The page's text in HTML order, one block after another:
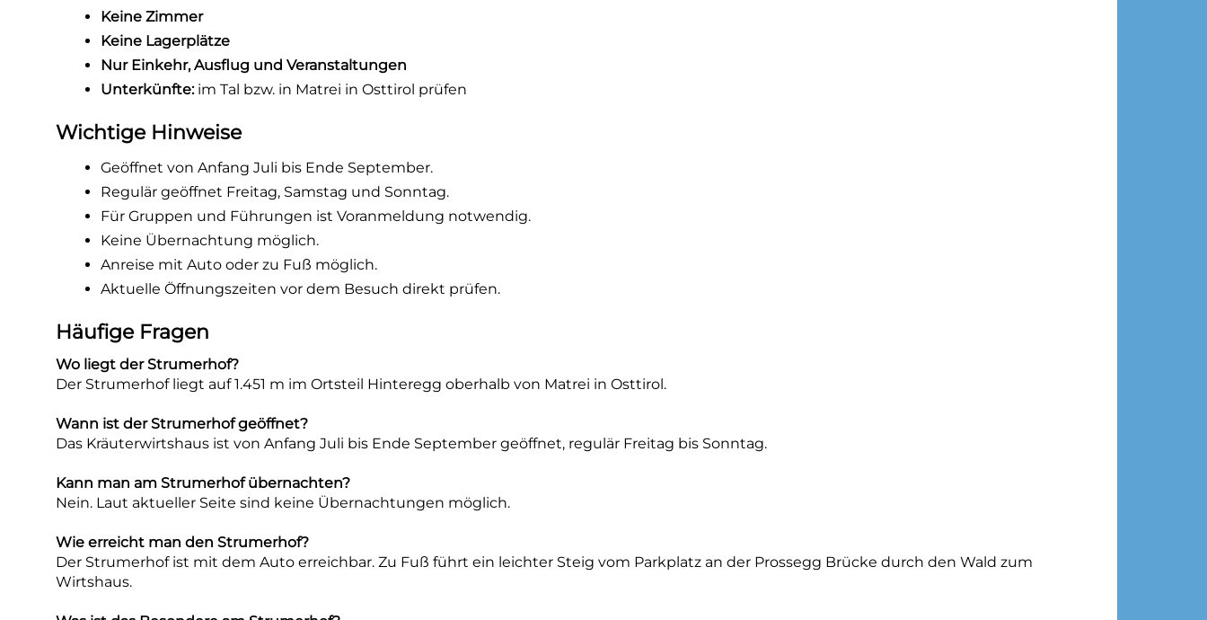
Keine Zimmer
Keine Lagerplätze
Nur Einkehr, Ausflug und Veranstaltungen
Unterkünfte:im Tal bzw. in Matrei in Osttirol prüfen
Wichtige Hinweise
Geöffnet von Anfang Juli bis Ende September.
Regulär geöffnet Freitag, Samstag und Sonntag.
Für Gruppen und Führungen ist Voranmeldung notwendig.
Keine Übernachtung möglich.
Anreise mit Auto oder zu Fuß möglich.
Aktuelle Öffnungszeiten vor dem Besuch direkt prüfen.
Häufige Fragen
Wo liegt der Strumerhof?
Der Strumerhof liegt auf 1.451 m im Ortsteil Hinteregg oberhalb von Matrei in Osttirol.
Wann ist der Strumerhof geöffnet?
Das Kräuterwirtshaus ist von Anfang Juli bis Ende September geöffnet, regulär Freitag bis Sonntag.
Kann man am Strumerhof übernachten?
Nein. Laut aktueller Seite sind keine Übernachtungen möglich.
Wie erreicht man den Strumerhof?
Der Strumerhof ist mit dem Auto erreichbar. Zu Fuß führt ein leichter Steig vom Parkplatz an der Prossegg Brücke durch den Wald zum
Wirtshaus.